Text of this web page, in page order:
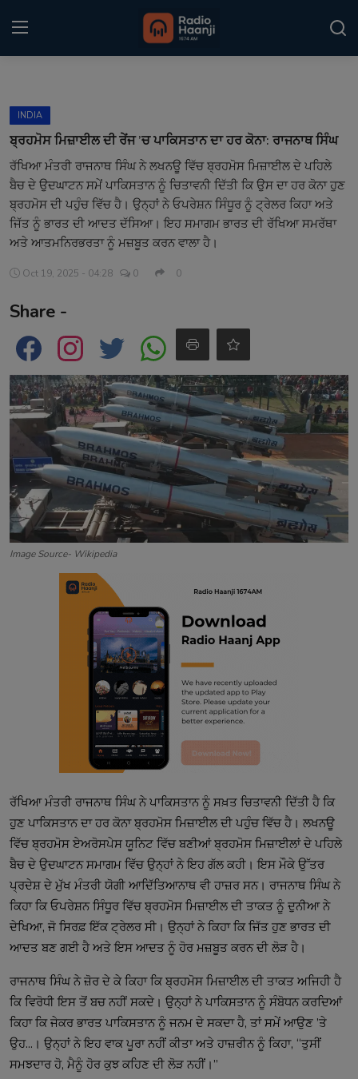
Home
Punjabi Podcast
Kitaab Kahani
Gallery
Sponsors
Matrimonial
Event
Contact
INDIA
ਬ੍ਰਹਮੋਸ ਮਿਜ਼ਾਈਲ ਦੀ ਰੇਂਜ ’ਚ ਪਾਕਿਸਤਾਨ ਦਾ ਹਰ ਕੋਨਾ: ਰਾਜਨਾਥ ਸਿੰਘ
ਰੱਖਿਆ ਮੰਤਰੀ ਰਾਜਨਾਥ ਸਿੰਘ ਨੇ ਲਖਨਊ ਵਿੱਚ ਬ੍ਰਹਮੋਸ ਮਿਜ਼ਾਈਲ ਦੇ ਪਹਿਲੇ
ਬੈਚ ਦੇ ਉਦਘਾਟਨ ਸਮੇਂ ਪਾਕਿਸਤਾਨ ਨੂੰ ਚਿਤਾਵਨੀ ਦਿੱਤੀ ਕਿ ਉਸ ਦਾ ਹਰ ਕੋਨਾ ਹੁਣ
ਬ੍ਰਹਮੋਸ ਦੀ ਪਹੁੰਚ ਵਿੱਚ ਹੈ। ਉਨ੍ਹਾਂ ਨੇ ਓਪਰੇਸ਼ਨ ਸਿੰਧੂਰ ਨੂੰ ਟ੍ਰੇਲਰ ਕਿਹਾ ਅਤੇ
ਜਿੱਤ ਨੂੰ ਭਾਰਤ ਦੀ ਆਦਤ ਦੱਸਿਆ। ਇਹ ਸਮਾਗਮ ਭਾਰਤ ਦੀ ਰੱਖਿਆ ਸਮਰੱਥਾ
ਅਤੇ ਆਤਮਨਿਰਭਰਤਾ ਨੂੰ ਮਜ਼ਬੂਤ ਕਰਨ ਵਾਲਾ ਹੈ।
Oct 19, 2025 - 04:28 0 0
Share -
Image Source- Wikipedia
ਰੱਖਿਆ ਮੰਤਰੀ ਰਾਜਨਾਥ ਸਿੰਘ ਨੇ ਪਾਕਿਸਤਾਨ ਨੂੰ ਸਖ਼ਤ ਚਿਤਾਵਨੀ ਦਿੱਤੀ ਹੈ ਕਿ
ਹੁਣ ਪਾਕਿਸਤਾਨ ਦਾ ਹਰ ਕੋਨਾ ਬ੍ਰਹਮੋਸ ਮਿਜ਼ਾਈਲ ਦੀ ਪਹੁੰਚ ਵਿੱਚ ਹੈ। ਲਖਨਊ
ਵਿੱਚ ਬ੍ਰਹਮੋਸ ਏਅਰੋਸਪੇਸ ਯੂਨਿਟ ਵਿੱਚ ਬਣੀਆਂ ਬ੍ਰਹਮੋਸ ਮਿਜ਼ਾਈਲਾਂ ਦੇ ਪਹਿਲੇ
ਬੈਚ ਦੇ ਉਦਘਾਟਨ ਸਮਾਗਮ ਵਿੱਚ ਉਨ੍ਹਾਂ ਨੇ ਇਹ ਗੱਲ ਕਹੀ। ਇਸ ਮੌਕੇ ਉੱਤਰ
ਪ੍ਰਦੇਸ਼ ਦੇ ਮੁੱਖ ਮੰਤਰੀ ਯੋਗੀ ਆਦਿੱਤਿਆਨਾਥ ਵੀ ਹਾਜ਼ਰ ਸਨ। ਰਾਜਨਾਥ ਸਿੰਘ ਨੇ
ਕਿਹਾ ਕਿ ਓਪਰੇਸ਼ਨ ਸਿੰਧੂਰ ਵਿੱਚ ਬ੍ਰਹਮੋਸ ਮਿਜ਼ਾਈਲ ਦੀ ਤਾਕਤ ਨੂੰ ਦੁਨੀਆ ਨੇ
ਦੇਖਿਆ, ਜੋ ਸਿਰਫ਼ ਇੱਕ ਟ੍ਰੇਲਰ ਸੀ। ਉਨ੍ਹਾਂ ਨੇ ਕਿਹਾ ਕਿ ਜਿੱਤ ਹੁਣ ਭਾਰਤ ਦੀ
ਆਦਤ ਬਣ ਗਈ ਹੈ ਅਤੇ ਇਸ ਆਦਤ ਨੂੰ ਹੋਰ ਮਜ਼ਬੂਤ ਕਰਨ ਦੀ ਲੋੜ ਹੈ।
ਰਾਜਨਾਥ ਸਿੰਘ ਨੇ ਜ਼ੋਰ ਦੇ ਕੇ ਕਿਹਾ ਕਿ ਬ੍ਰਹਮੋਸ ਮਿਜ਼ਾਈਲ ਦੀ ਤਾਕਤ ਅਜਿਹੀ ਹੈ
ਕਿ ਵਿਰੋਧੀ ਇਸ ਤੋਂ ਬਚ ਨਹੀਂ ਸਕਦੇ। ਉਨ੍ਹਾਂ ਨੇ ਪਾਕਿਸਤਾਨ ਨੂੰ ਸੰਬੋਧਨ ਕਰਦਿਆਂ
ਕਿਹਾ ਕਿ ਜੇਕਰ ਭਾਰਤ ਪਾਕਿਸਤਾਨ ਨੂੰ ਜਨਮ ਦੇ ਸਕਦਾ ਹੈ, ਤਾਂ ਸਮੇਂ ਆਉਣ ’ਤੇ
ਉਹ...। ਉਨ੍ਹਾਂ ਨੇ ਇਹ ਵਾਕ ਪੂਰਾ ਨਹੀਂ ਕੀਤਾ ਅਤੇ ਹਾਜ਼ਰੀਨ ਨੂੰ ਕਿਹਾ, “ਤੁਸੀਂ
ਸਮਝਦਾਰ ਹੋ, ਮੈਨੂੰ ਹੋਰ ਕੁਝ ਕਹਿਣ ਦੀ ਲੋੜ ਨਹੀਂ।”